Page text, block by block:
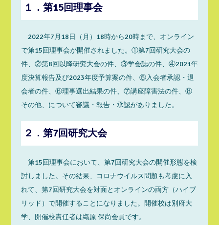
１．第15回理事会
2022年7月18日（月）18時から20時まで、オンライン
で第15回理事会が開催されました。①第7回研究大会の
件、②第8回以降研究大会の件、③学会誌の件、④2021年
度決算報告及び2023年度予算案の件、⑤入会者承認・退
会者の件、⑥理事選出結果の件、⑦講座障害法の件、⑧
その他、について審議・報告・承認がありました。
２．第7回研究大会
第15回理事会において、第7回研究大会の開催形態を検
討しました。その結果、コロナウイルス問題も考慮に入
れて、第7回研究大会を対面とオンラインの両方（ハイブ
リッド）で開催することになりました。開催校は別府大
学、開催校責任者は織原 保尚会員です。